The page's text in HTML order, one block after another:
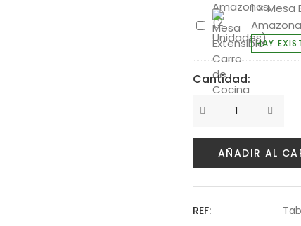
Unidades)
Mesa
Extensible
Carro
de
Cocina
Blanca
Amazonas
-
Patas
Blancas
1×Mesa
HAY
Cantidad:
AÑADIR AL
REF: